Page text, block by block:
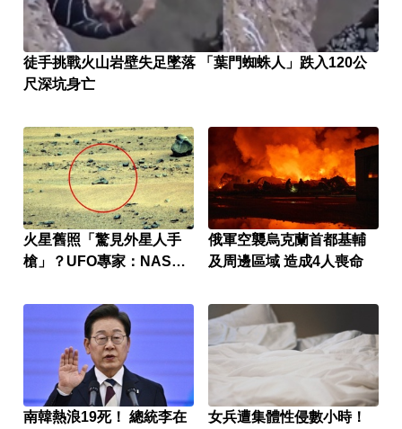
徒手挑戰火山岩壁失足墜落 「葉門蜘蛛人」跌入120公
尺深坑身亡
火星舊照「驚見外星人手
槍」？UFO專家：NASA
俄軍空襲烏克蘭首都基輔
及周邊區域 造成4人喪命
南韓熱浪19死！ 總統李在
女兵遭集體性侵數小時！